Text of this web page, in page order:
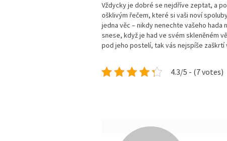
Vždycky je dobré se nejdříve zeptat, a
ošklivým řečem, které si vaši noví
jedna věc – nikdy nenechte vašeho
snese, když je had ve svém skleněném
pod jeho postelí, tak vás nejspíše
4.3/5 - (7 votes)